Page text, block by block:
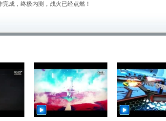
成，终极内测，战火已经点燃！